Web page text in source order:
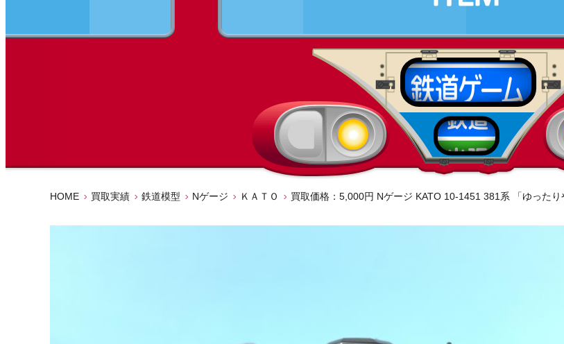
HOME 買取実績 鉄道模型 Nゲージ ＫＡＴＯ 買取価格：5,000円 Nゲージ KATO 10-1451 381系 「ゆった